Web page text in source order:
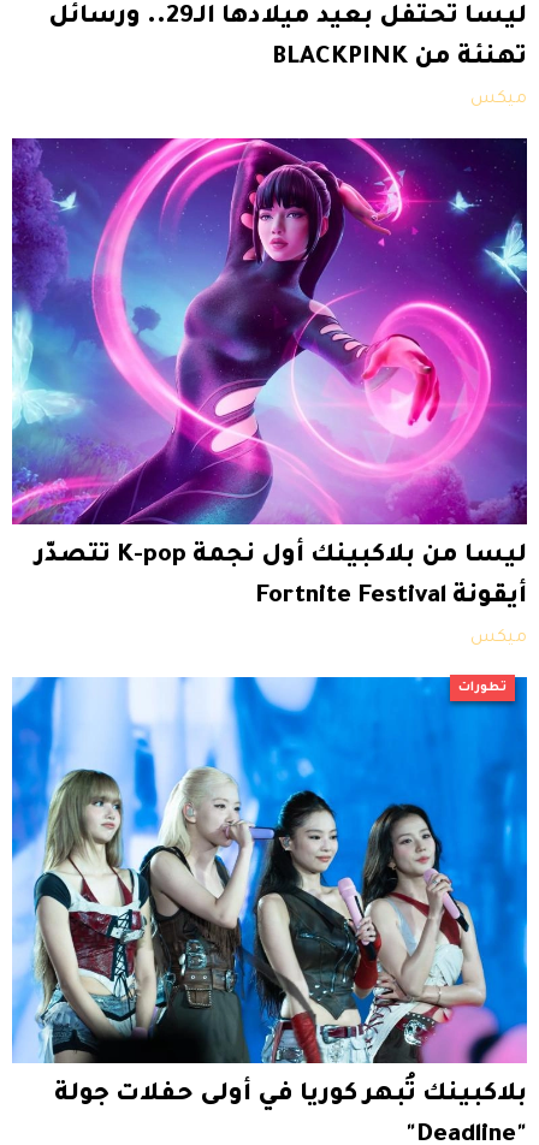
ليسا تحتفل بعيد ميلادها الـ29.. ورسائل
تهنئة من BLACKPINK
ميكس
ليسا من بلاكبينك أول نجمة K-pop تتصدّر
أيقونة Fortnite Festival
ميكس
تطورات
بلاكبينك تُبهر كوريا في أولى حفلات جولة